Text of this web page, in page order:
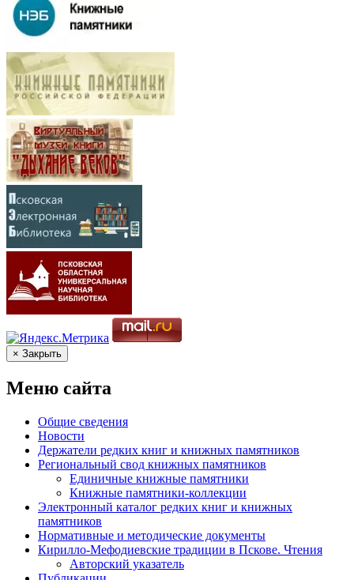
× Закрыть
Меню сайта
Общие сведения
Новости
Держатели редких книг и книжных памятников
Региональный свод книжных памятников
Единичные книжные памятники
Книжные памятники-коллекции
Электронный каталог редких книг и книжных
памятников
Нормативные и методические документы
Кирилло-Мефодиевские традиции в Пскове. Чтения
Авторский указатель